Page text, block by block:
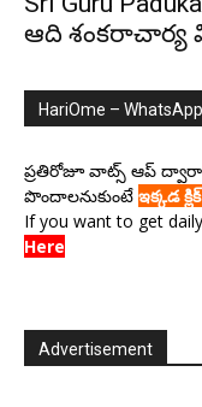
ఆది శంకరాచార్య
HariOme – WhatsApp
ప్రతిరోజూ వాట్స్ ఆప్
పొందాలనుకుంటే ఇక్కడ
If you want to get
Here
Advertisement